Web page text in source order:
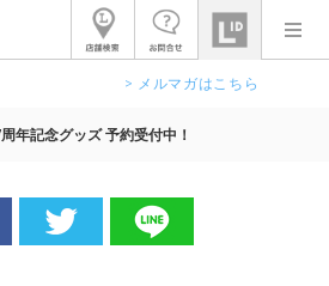
> メルマガはこちら
年記念グッズ 予約受付中！